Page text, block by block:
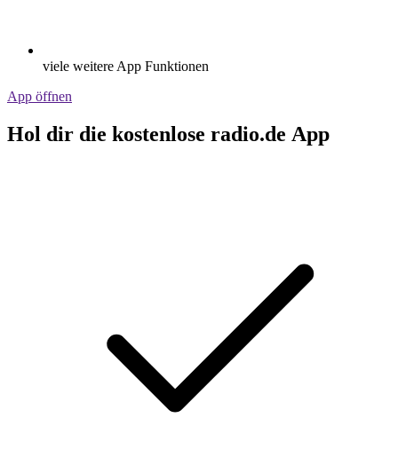
viele weitere App Funktionen
App öffnen
Hol dir die kostenlose radio.de App